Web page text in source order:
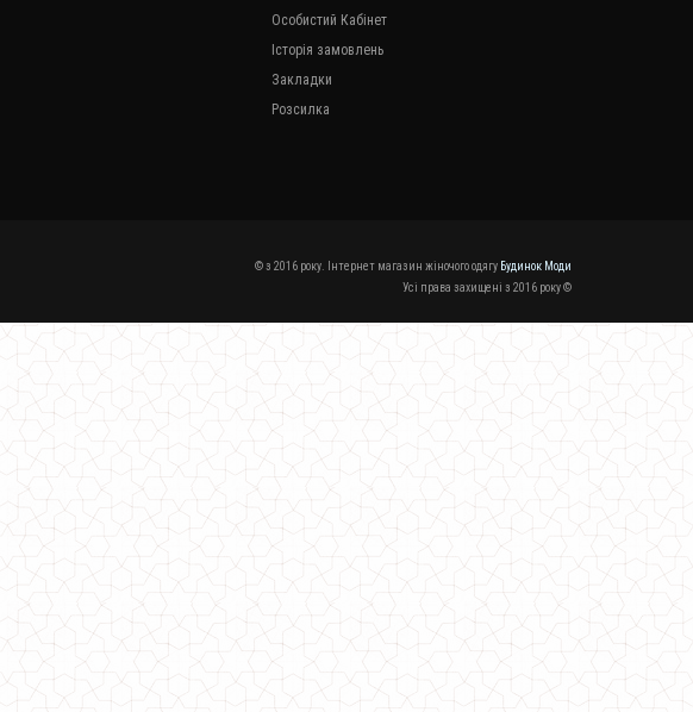
Особистий Кабінет
Історія замовлень
Закладки
Розсилка
© з 2016 року. Інтернет магазин жіночого одягу Будинок Моди
Усі права захищені з 2016 року ©